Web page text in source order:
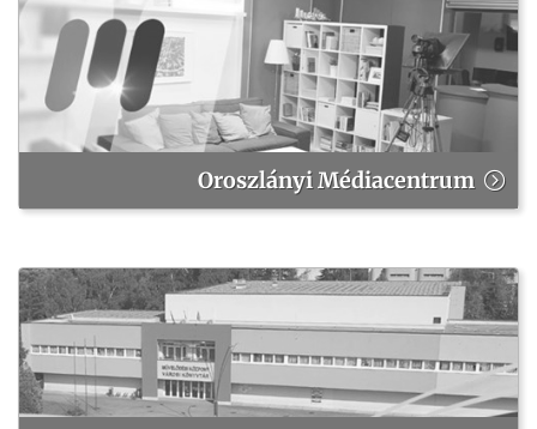
Oroszlányi Médiacentrum